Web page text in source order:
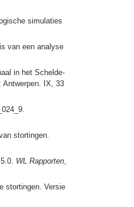
simulaties
van een analyse
in het Schelde‐
Antwerpen. IX, 33
stortingen.
WL Rapporten
stortingen. Versie